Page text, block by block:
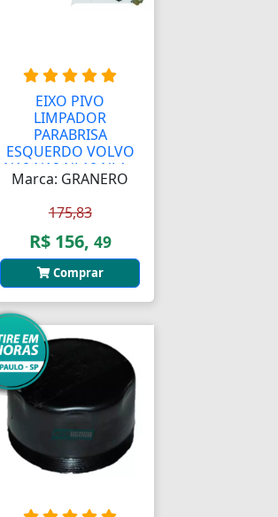
EIXO PIVO
LIMPADOR
PARABRISA
ESQUERDO VOLVO
N10 N12 NL10 NL1...
Marca: GRANERO
175,83
R$ 156, 49
Comprar